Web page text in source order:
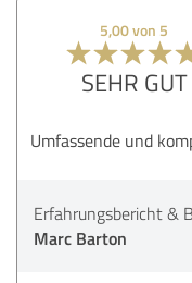
5,00 von 5
SEHR GUT
Umfassende und
Erfahrungsbericht &
Marc Barton